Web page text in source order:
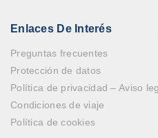
Enlaces De Interés
Preguntas frecuentes
Protección de datos
Política de privacidad – Aviso
Condiciones de viaje
Política de cookies